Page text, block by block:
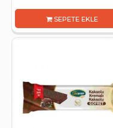
SEPETE EKLE